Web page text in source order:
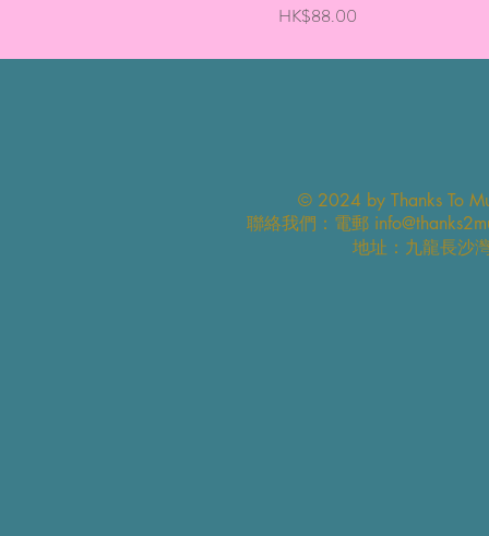
價格
HK$88.00
© 2024 by Thanks To
​聯絡我們：電郵
地址：九龍長沙